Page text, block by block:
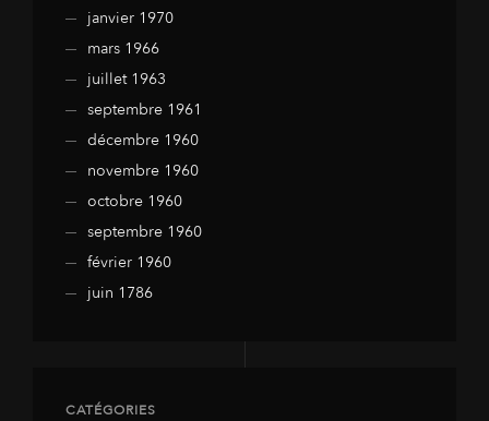
janvier 1970
mars 1966
juillet 1963
septembre 1961
décembre 1960
novembre 1960
octobre 1960
septembre 1960
février 1960
juin 1786
CATÉGORIES